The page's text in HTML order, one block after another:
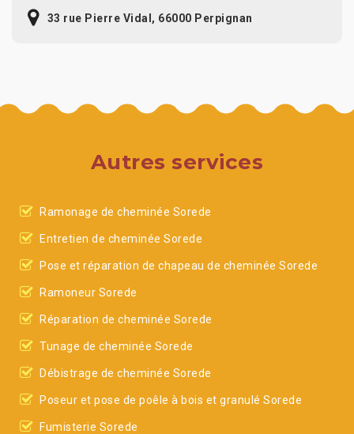
33 rue Pierre Vidal, 66000 Perpignan
Autres services
Ramonage de cheminée Sorede
Entretien de cheminée Sorede
Pose et réparation de chapeau de cheminée Sorede
Ramoneur Sorede
Réparation de cheminée Sorede
Tunage de cheminée Sorede
Débistrage de cheminée Sorede
Poseur et pose de poêle à bois et granulé Sorede
Fumisterie Sorede